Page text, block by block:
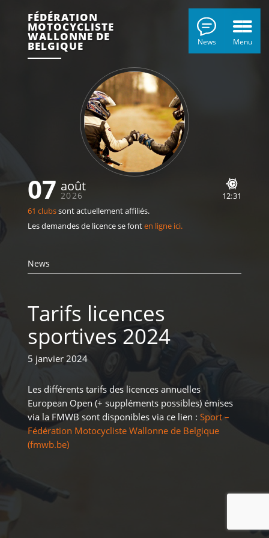
Menu
News
FÉDÉRATION
MOTOCYCLISTE
WALLONNE DE
BELGIQUE
07 août
2026 12 31
61 clubssont actuellement affiliés.
Les demandes de licence se fonten ligne ici.
News
Tarifs licences
sportives 2024
5 janvier 2024
Les différents tarifs des licences annuelles
European Open (+ suppléments possibles) émises
via la FMWB sont disponibles via ce lien : Sport –
Fédération Motocycliste Wallonne de Belgique
(fmwb.be)